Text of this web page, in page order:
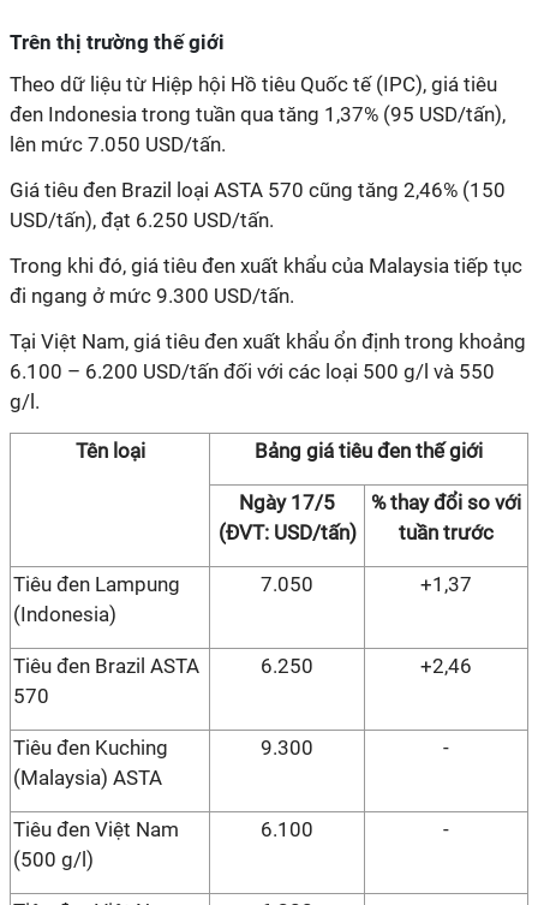
Trên thị trường thế giới
Theo dữ liệu từ Hiệp hội Hồ tiêu Quốc tế (IPC), giá tiêu
đen Indonesia trong tuần qua tăng 1,37% (95 USD/tấn),
lên mức 7.050 USD/tấn.
Giá tiêu đen Brazil loại ASTA 570 cũng tăng 2,46% (150
USD/tấn), đạt 6.250 USD/tấn.
Trong khi đó, giá tiêu đen xuất khẩu của Malaysia tiếp tục
đi ngang ở mức 9.300 USD/tấn.
Tại Việt Nam, giá tiêu đen xuất khẩu ổn định trong khoảng
6.100 – 6.200 USD/tấn đối với các loại 500 g/l và 550
g/l.
Tên loại Bảng giá tiêu đen thế giới
Ngày 17/5
(ĐVT: USD/tấn)
% thay đổi so với
tuần trước
Tiêu đen Lampung
(Indonesia)
7.050 +1,37
Tiêu đen Brazil ASTA
570
6.250 +2,46
Tiêu đen Kuching
(Malaysia) ASTA
9.300 -
Tiêu đen Việt Nam
(500 g/l)
6.100 -